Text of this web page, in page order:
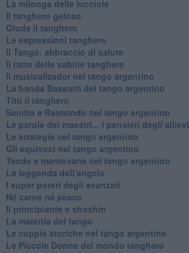
La milonga delle lucciole
Il tanghero geloso
Giuda il tanghero
Le espressioni tanghere
Il Tango: abbraccio di salute
Il ratto delle sabine tanghere
Il musicalizador nel tango argentino
La banda Bassotti del tango argentino
Titti il tanghero
Sandra e Raimondo nel tango argentino
Le parole dei maestri... i pensieri degli allievi
Le strategie nel tango argentino
Gli equivoci nel tango argentino
Tende e mantovane nel tango argentino
La leggenda dell'angelo
I super poteri degli avanzati
​Né carne né pesce
Il principiante e shoshin
La malattia del tango
Le coppie storiche nel tango argentino
​Le Piccole Donne del mondo tanghero